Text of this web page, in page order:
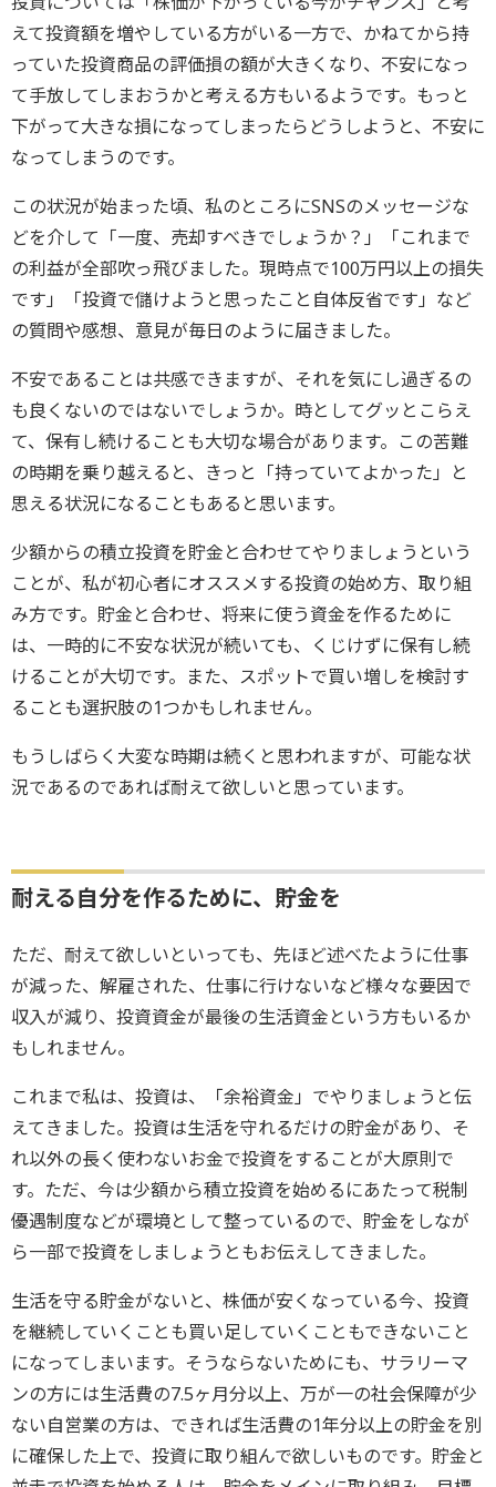
えて投資額を増やしている方がいる一方で、かねてから持
っていた投資商品の評価損の額が大きくなり、不安になっ
て手放してしまおうかと考える方もいるようです。もっと
下がって大きな損になってしまったらどうしようと、不安に
なってしまうのです。
この状況が始まった頃、私のところにSNSのメッセージな
どを介して「一度、売却すべきでしょうか？」「これまで
の利益が全部吹っ飛びました。現時点で100万円以上の損失
です」「投資で儲けようと思ったこと自体反省です」など
の質問や感想、意見が毎日のように届きました。
不安であることは共感できますが、それを気にし過ぎるの
も良くないのではないでしょうか。時としてグッとこらえ
て、保有し続けることも大切な場合があります。この苦難
の時期を乗り越えると、きっと「持っていてよかった」と
思える状況になることもあると思います。
少額からの積立投資を貯金と合わせてやりましょうという
ことが、私が初心者にオススメする投資の始め方、取り組
み方です。貯金と合わせ、将来に使う資金を作るために
は、一時的に不安な状況が続いても、くじけずに保有し続
けることが大切です。また、スポットで買い増しを検討す
ることも選択肢の1つかもしれません。
もうしばらく大変な時期は続くと思われますが、可能な状
況であるのであれば耐えて欲しいと思っています。
耐える自分を作るために、貯金を
ただ、耐えて欲しいといっても、先ほど述べたように仕事
が減った、解雇された、仕事に行けないなど様々な要因で
収入が減り、投資資金が最後の生活資金という方もいるか
もしれません。
これまで私は、投資は、「余裕資金」でやりましょうと伝
えてきました。投資は生活を守れるだけの貯金があり、そ
れ以外の長く使わないお金で投資をすることが大原則で
す。ただ、今は少額から積立投資を始めるにあたって税制
優遇制度などが環境として整っているので、貯金をしなが
ら一部で投資をしましょうともお伝えしてきました。
生活を守る貯金がないと、株価が安くなっている今、投資
を継続していくことも買い足していくこともできないこと
になってしまいます。そうならないためにも、サラリーマ
ンの方には生活費の7.5ヶ月分以上、万が一の社会保障が少
ない自営業の方は、できれば生活費の1年分以上の貯金を別
に確保した上で、投資に取り組んで欲しいものです。貯金と